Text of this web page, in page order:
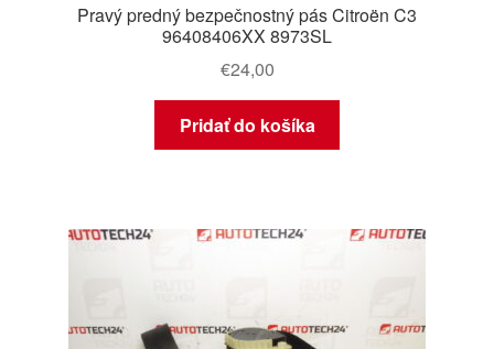
Pravý predný bezpečnostný pás Citroën C3
96408406XX 8973SL
€24,00
Pridať do košíka